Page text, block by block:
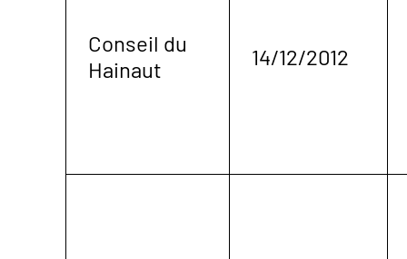
Conseil du
Hainaut
14/12/2012